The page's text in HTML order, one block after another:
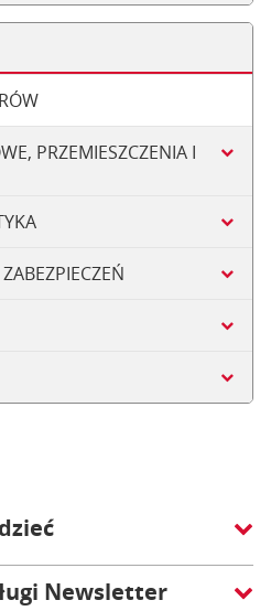
PRZEMIESZCZENIA I
Newsletter